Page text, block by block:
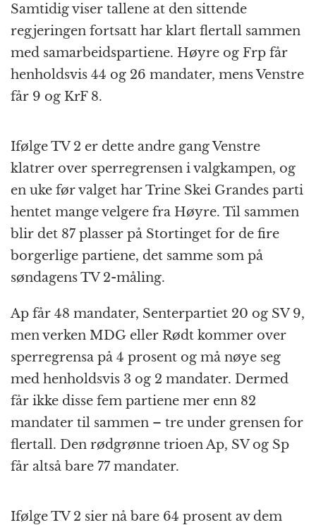
Samtidig viser tallene at den sittende
regjeringen fortsatt har klart flertall sammen
med samarbeidspartiene. Høyre og Frp får
henholdsvis 44 og 26 mandater, mens Venstre
får 9 og KrF 8.
Ifølge TV 2 er dette andre gang Venstre
klatrer over sperregrensen i valgkampen, og
en uke før valget har Trine Skei Grandes parti
hentet mange velgere fra Høyre. Til sammen
blir det 87 plasser på Stortinget for de fire
borgerlige partiene, det samme som på
søndagens TV 2-måling.
Ap får 48 mandater, Senterpartiet 20 og SV 9,
men verken MDG eller Rødt kommer over
sperregrensa på 4 prosent og må nøye seg
med henholdsvis 3 og 2 mandater. Dermed
får ikke disse fem partiene mer enn 82
mandater til sammen – tre under grensen for
flertall. Den rødgrønne trioen Ap, SV og Sp
får altså bare 77 mandater.
Ifølge TV 2 sier nå bare 64 prosent av dem